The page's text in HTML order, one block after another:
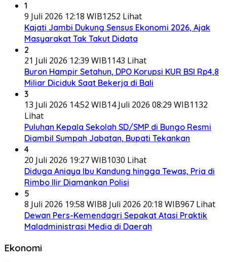
1
9 Juli 2026 12:18 WIB1252 Lihat
Kajati Jambi Dukung Sensus Ekonomi 2026, Ajak
Masyarakat Tak Takut Didata
2
21 Juli 2026 12:39 WIB1143 Lihat
Buron Hampir Setahun, DPO Korupsi KUR BSI Rp4,8
Miliar Diciduk Saat Bekerja di Bali
3
13 Juli 2026 14:52 WIB14 Juli 2026 08:29 WIB1132
Lihat
Puluhan Kepala Sekolah SD/SMP di Bungo Resmi
Diambil Sumpah Jabatan, Bupati Tekankan
4
20 Juli 2026 19:27 WIB1030 Lihat
Diduga Aniaya Ibu Kandung hingga Tewas, Pria di
Rimbo Ilir Diamankan Polisi
5
8 Juli 2026 19:58 WIB8 Juli 2026 20:18 WIB967 Lihat
Dewan Pers-Kemendagri Sepakat Atasi Praktik
Maladministrasi Media di Daerah
Ekonomi